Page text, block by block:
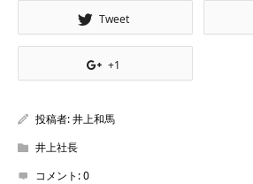
Tweet
+1
投稿者:井上和馬
井上社長
コメント:0